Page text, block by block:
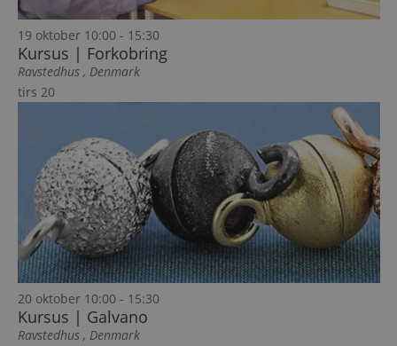
19 oktober 10:00 - 15:30
Kursus | Forkobring
Ravstedhus , Denmark
tirs 20
20 oktober 10:00 - 15:30
Kursus | Galvano
Ravstedhus , Denmark